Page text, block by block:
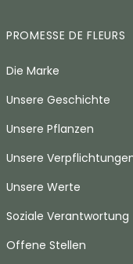
PROMESSE DE FLEURS
Die Marke
Unsere Geschichte
Unsere Pflanzen
Unsere
Unsere Werte
Soziale Verantwortung
Offene Stellen